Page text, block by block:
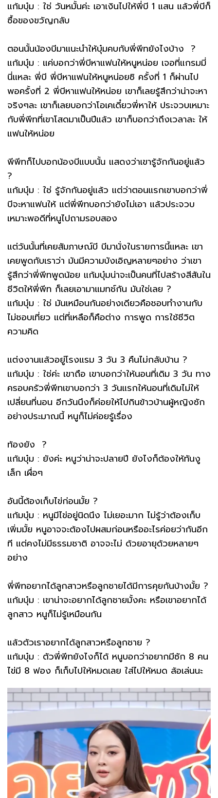
แก้มบุ๋ม : ใช่ วันหมั้นค่ะ เอาเงินไปให้พี่บี 1 แสน แล้วพี่บีก็
ซื้อของขวัญกลับ
ตอนนั้นน้องบีมาแนะนำให้บุ๋มคบกับพี่พีทยังไงบ้าง ?
แก้มบุ๋ม : แค่บอกว่าพี่บีหาแฟนให้หนูหน่อย เจอที่แกรมมี่
นี่แหละ พี่บี พี่บีหาแฟนให้หนูหน่อยซิ ครั้งที่ 1 ก็ผ่านไป
พอครั้งที่ 2 พี่บีหาแฟนให้หน่อย เขาก็เลยรู้สึกว่าน่าจะหา
จริงๆละ เขาก็เลยบอกว่าโอเคเดี๋ยวพี่หาให้ ประจวบเหมาะ
กับพี่พีทที่เขาโสดมาเป็นปีแล้ว เขาก็บอกว่าถึงเวลาละ ให้
แฟนให้หน่อย
พีพีทก็ไปบอกน้องบีแบบนั้น แสดงว่าเขารู้จักกันอยู่แล้ว
?
แก้มบุ๋ม : ใช่ รู้จักกันอยู่แล้ว แต่ว่าตอนแรกเขาบอกว่าพี่
บีจะหาแฟนให้ แต่พี่พีทบอกว่ายังไม่เอา แล้วประจวบ
เหมาะพอดีที่หนูไปถามรอบสอง
แต่วันนั้นที่เคยสัมภาษณ์บี บีมานั่งในรายการนี้แหละ เขา
เคยพูดกับเราว่า มันมีความบังเอิญหลายๆอย่าง ว่าเขา
รู้สึกว่าพี่พีทพูดน้อย แก้มบุ๋มน่าจะเป็นคนที่ไปสร้างสีสันใน
ชีวิตให้พี่พีท ก็เลยเอามาแมทช์กัน มันใช่เลย ?
แก้มบุ๋ม : ใช่ มันเหมือนกันอย่างเดียวคือชอบทำงานกับ
ไม่ชอบเที่ยว แต่ที่เหลือก็คือต่าง การพูด การใช้ชีวิต
ความคิด
แต่งงานแล้วอยู่โรงแรม 3 วัน 3 คืนไม่กลับบ้าน ?
แก้มบุ๋ม : ใช่ค่ะ เขาถือ เขาบอกว่าให้นอนที่เดิม 3 วัน ทาง
ครอบครัวพี่พีทเขาบอกว่า 3 วันแรกให้นอนที่เดิมไม่ให้
เปลี่ยนที่นอน อีกวันนึงก็ค่อยให้ไปกินข้าวบ้านผู้หญิงซัก
อย่างประมาณนี้ หนูก็ไม่ค่อยรู้เรื่อง
ท้องยัง ?
แก้มบุ๋ม : ยังค่ะ หนูว่าน่าจะปลายปี ยังไงก็ต้องให้ทันงู
เล็ก เผื่อๆ
อันนี้ต้องเก็บไข่ก่อนมั้ย ?
แก้มบุ๋ม : หนูมีไข่อยู่นิดนึง ไม่เยอะมาก ไม่รู้ว่าต้องเก็บ
เพิ่มมั้ย หนูอาจจะต้องไปผสมก่อนหรืออะไรค่อยว่ากันอีก
ที แต่คงไม่มีธรรมชาติ อาจจะไม่ ด้วยอายุด้วยหลายๆ
อย่าง
พี่พีทอยากได้ลูกสาวหรือลูกชายได้มีการคุยกันบ้างมั้ย ?
แก้มบุ๋ม : เขาน่าจะอยากได้ลูกชายมั้งคะ หรือเขาอยากได้
ลูกสาว หนูก็ไม่รู้เหมือนกัน
แล้วตัวเราอยากได้ลูกสาวหรือลูกชาย ?
แก้มบุ๋ม : ตัวพี่พีทยังไงก็ได้ หนูบอกว่าอยากมีซัก 8 คน
ไข่มี 8 ฟอง ก็เก็บไปให้หมดเลย ใส่ไปให้หมด ล้อเล่นนะ